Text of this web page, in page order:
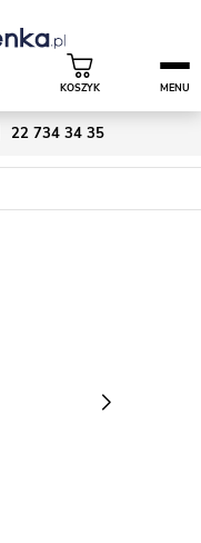
22 734 34 35
KOSZYK MENU